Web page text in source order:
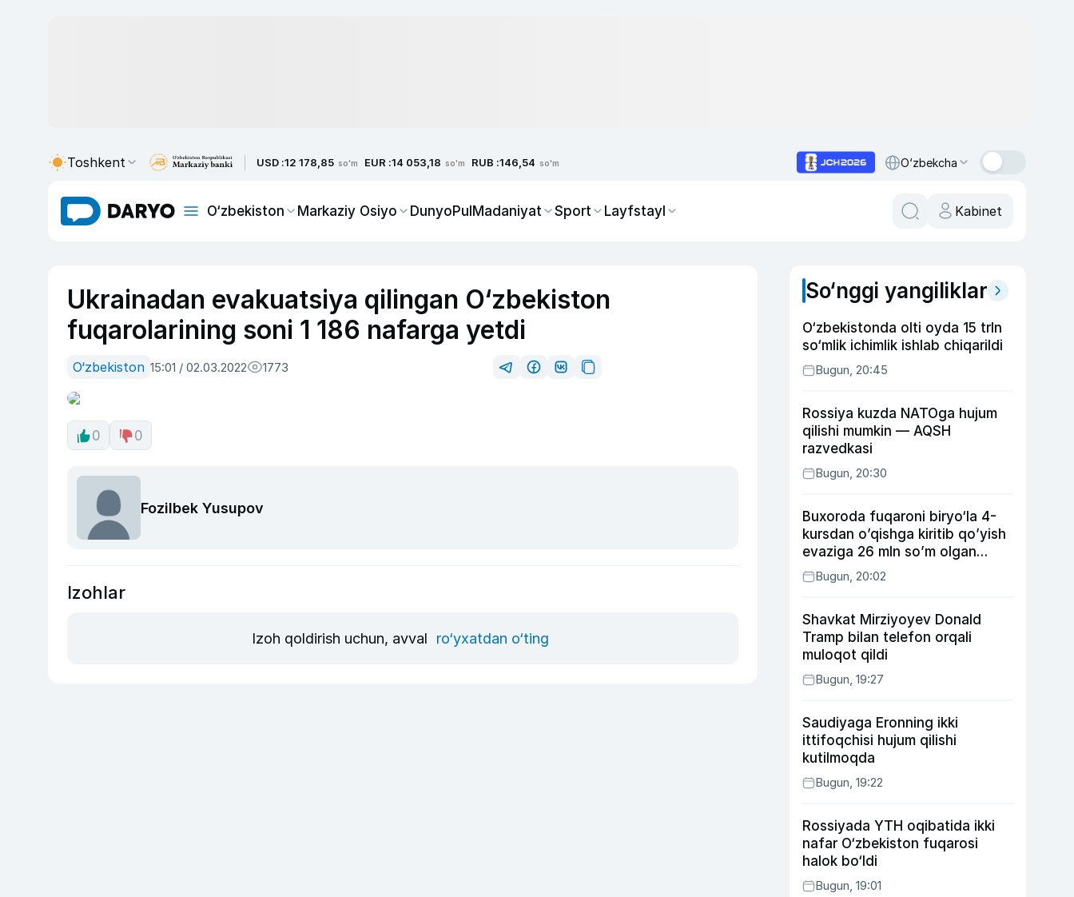
Toshkent USD :12 178,85 so'm EUR :14 053,18 so'm RUB :146,54 so'm O‘zbekcha
O‘zbekiston Markaziy Osiyo DunyoPulMadaniyat Sport Layfstayl Kabinet
Ukrainadan evakuatsiya qilingan O‘zbekiston
fuqarolarining soni 1 186 nafarga yetdi
O‘zbekiston 15:01 / 02.03.2022 1773
0 0
Fozilbek Yusupov
Izohlar
Izoh qoldirish uchun, avval ro‘yxatdan o‘ting
So‘nggi yangiliklar
O‘zbekistonda olti oyda 15 trln
so‘mlik ichimlik ishlab chiqarildi
Bugun, 20:45
Rossiya kuzda NATOga hujum
qilishi mumkin — AQSH
razvedkasi
Bugun, 20:30
Buxoroda fuqaroni biryo‘la 4-
kursdan o’qishga kiritib qo’yish
evaziga 26 mln so’m olgan
shaxs ushlandi
Bugun, 20:02
Shavkat Mirziyoyev Donald
Tramp bilan telefon orqali
muloqot qildi
Bugun, 19:27
Saudiyaga Eronning ikki
ittifoqchisi hujum qilishi
kutilmoqda
Bugun, 19:22
Rossiyada YTH oqibatida ikki
nafar O‘zbekiston fuqarosi
halok bo‘ldi
Bugun, 19:01